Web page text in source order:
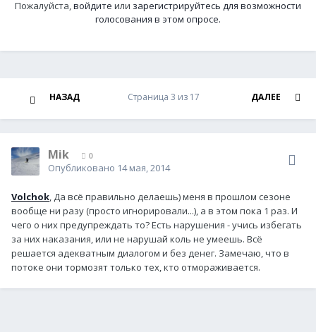
Пожалуйста,войдите или зарегистрируйтесь для возможности
голосования в этом опросе.
НАЗАД ДАЛЕЕ
Страница 3 из 17
Mik 0
Опубликовано 14 мая, 2014
Volchok, Да всё правильно делаешь) меня в прошлом сезоне
вообще ни разу (просто игнорировали...), а в этом пока 1 раз. И
чего о них предупреждать то? Есть нарушения - учись избегать
за них наказания, или не нарушай коль не умеешь. Всё
решается адекватным диалогом и без денег. Замечаю, что в
потоке они тормозят только тех, кто отмораживается.